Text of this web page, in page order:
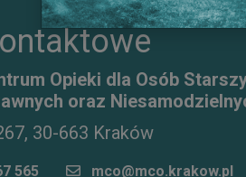
Opieki dla Osób
oraz
30-663 Kraków
565 mco@mco.krakow.pl